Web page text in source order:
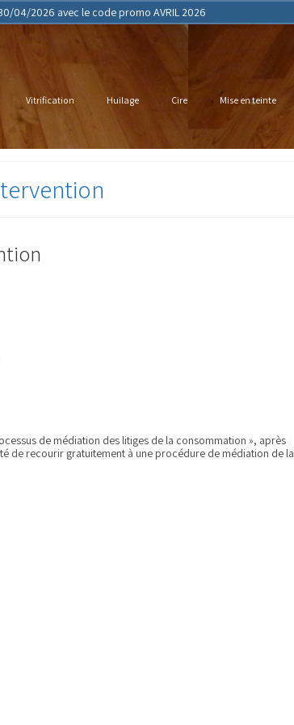
04/2026 avec le code promo AVRIL 2026
Vitrification Huilage Cire Mise en teinte
de médiation des litiges de la consommation », après
de recourir gratuitement à une procédure de médiation de la